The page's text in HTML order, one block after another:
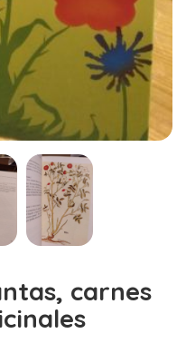
carnes